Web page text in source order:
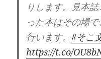
りします。見本
った本はその場
行います。#そこ
https://t.co/